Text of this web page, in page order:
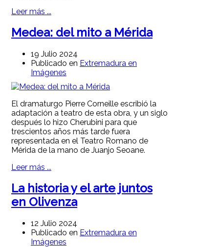
Leer más ...
Medea: del mito a Mérida
19 Julio 2024
Publicado en Extremadura en
Imágenes
El dramaturgo Pierre Corneille escribió la
adaptación a teatro de esta obra, y un siglo
después lo hizo Cherubini para que
trescientos años más tarde fuera
representada en el Teatro Romano de
Mérida de la mano de Juanjo Seoane.
Leer más ...
La historia y el arte juntos
en Olivenza
12 Julio 2024
Publicado en Extremadura en
Imágenes